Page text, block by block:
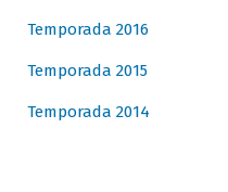
Temporada 2016
Temporada 2015
Temporada 2014